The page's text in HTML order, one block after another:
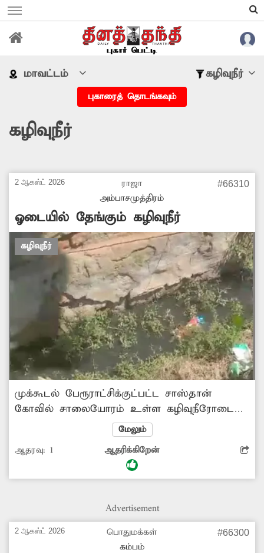
மாவட்டம் கழிவுநீர்
புகாரைத் தொடங்கவும்
கழிவுநீர்
2 ஆகஸ்ட் 2026
ராஜா
அம்பாசமுத்திரம்
#66310
ஓடையில் தேங்கும் கழிவுநீர்
கழிவுநீர்
முக்கூடல் பேரூராட்சிக்குட்பட்ட சாஸ்தான்
கோவில் சாலையோரம் உள்ள கழிவுநீரோடை
முழுமையாக கட்டி முடிக்கப்படாமல் உள்ளது.
இதனால் அங்கு கழிவுநீர் தேங்கி கிடக்கிறது.
இதனால் துர்நாற்றம் மற்றும் கொசு தொல்லை
அதிகமாக உள்ளது. எனவே சம்பந்தப்பட்ட
கழிவுநீர் தேங்காமல் நடவடிக்கை எடுக்க
மேலும்
ஆதரவு: 1 ஆதரிக்கிறேன்
Advertisement
2 ஆகஸ்ட் 2026
பொதுமக்கள்
கம்பம்
#66300